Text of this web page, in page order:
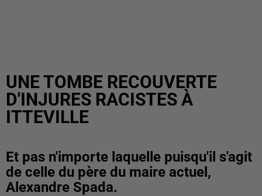
UNE TOMBE RECOUVERTE
D'INJURES RACISTES À
ITTEVILLE
Et pas n'importe laquelle puisqu'il s'agit
de celle du père du maire actuel,
Alexandre Spada.